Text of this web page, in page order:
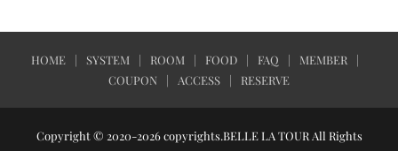
HOME SYSTEM ROOM FOOD FAQ
MEMBER
COUPON
ACCESS RESERVE
Copyright © 2020-2026 copyrights.BELLE LA TOUR All Rights